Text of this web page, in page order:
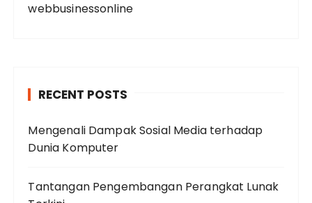
webbusinessonline
RECENT POSTS
Mengenali Dampak Sosial Media terhadap
Dunia Komputer
Tantangan Pengembangan Perangkat Lunak